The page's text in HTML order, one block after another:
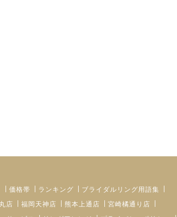
価格帯 ランキング
ブライダルリング用語集
店 福岡天神店 熊本上通店
宮崎橘通り店